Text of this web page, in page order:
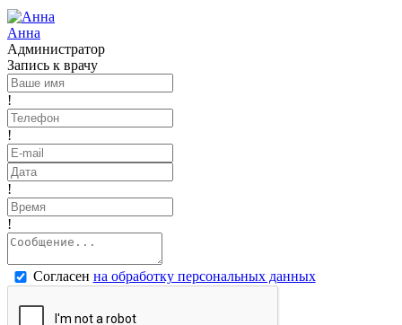
Анна
Администратор
Запись к врачу
!
!
!
!
Согласен на обработку персональных данных